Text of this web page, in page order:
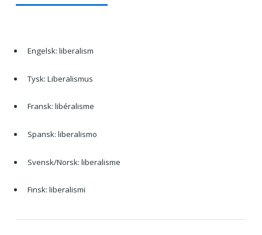
Engelsk: liberalism
Tysk: Liberalismus
Fransk: libéralisme
Spansk: liberalismo
Svensk/Norsk: liberalisme
Finsk: liberalismi